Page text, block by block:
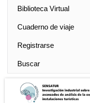
Biblioteca Virtual
Cuaderno de viaje
Registrarse
Buscar